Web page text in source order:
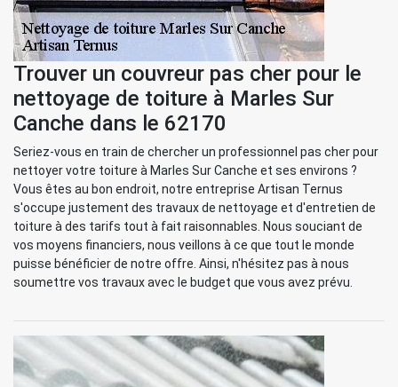
Trouver un couvreur pas cher pour le
nettoyage de toiture à Marles Sur
Canche dans le 62170
Seriez-vous en train de chercher un professionnel pas cher pour
nettoyer votre toiture à Marles Sur Canche et ses environs ?
Vous êtes au bon endroit, notre entreprise Artisan Ternus
s'occupe justement des travaux de nettoyage et d'entretien de
toiture à des tarifs tout à fait raisonnables. Nous souciant de
vos moyens financiers, nous veillons à ce que tout le monde
puisse bénéficier de notre offre. Ainsi, n'hésitez pas à nous
soumettre vos travaux avec le budget que vous avez prévu.